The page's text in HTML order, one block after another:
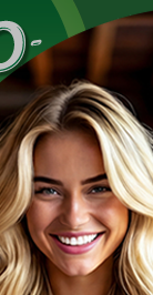
Made in the UK
Усиль